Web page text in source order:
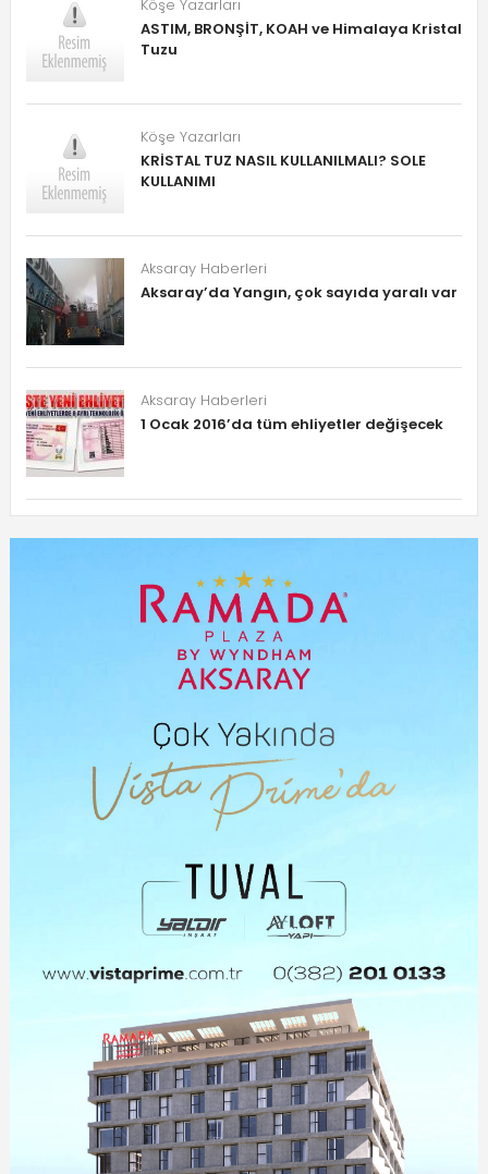
Köşe Yazarları
ASTIM, BRONŞİT, KOAH ve Himalaya Kristal
Tuzu
Köşe Yazarları
KRİSTAL TUZ NASIL KULLANILMALI? SOLE
KULLANIMI
Aksaray Haberleri
Aksaray’da Yangın, çok sayıda yaralı var
Aksaray Haberleri
1 Ocak 2016’da tüm ehliyetler değişecek